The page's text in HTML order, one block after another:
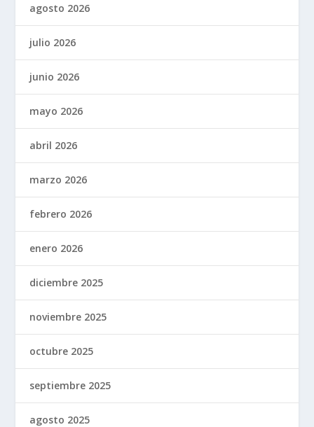
agosto 2026
julio 2026
junio 2026
mayo 2026
abril 2026
marzo 2026
febrero 2026
enero 2026
diciembre 2025
noviembre 2025
octubre 2025
septiembre 2025
agosto 2025